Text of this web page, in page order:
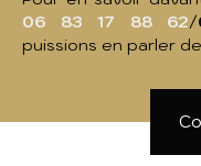
06 83 17 88 62/
puissions en parler